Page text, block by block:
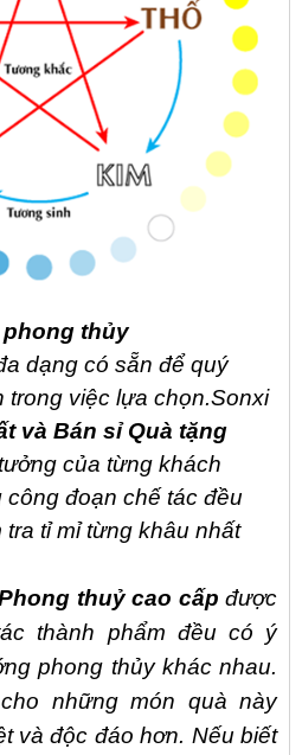
phong thủy
dạng có sẵn để quý
trong việc lựa chọn.Sonxi
và Bán sỉ Quà tặng
của từng khách
đoạn chế tác đều
tỉ mỉ từng khâu nhất
thuỷcao cấp được
thành phẩm đều có ý
phong thủy khác nhau.
những món quà này
và độc đáo hơn. Nếu biết